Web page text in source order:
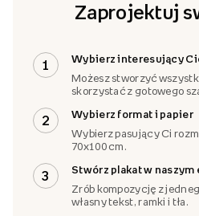
Zaprojektuj
1
Wybierz interesujący
Możesz stworzyć
skorzystać z gotowego
2
Wybierz format i papier
Wybierz pasujący Ci
70x100 cm.
3
Stwórz plakat w naszym
Zrób kompozycję z
własny tekst, ramki i tła.